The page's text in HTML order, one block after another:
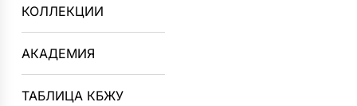
КОЛЛЕКЦИИ
АКАДЕМИЯ
ТАБЛИЦА КБЖУ